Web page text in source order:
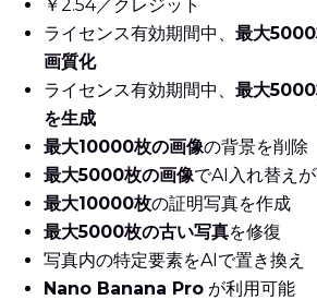
￥2.54／クレジット
ライセンス有効期間中、 最大5000
画質化
ライセンス有効期間中、 最大
を生成
最大10000枚の画像の背景を削除
最大5000枚の画像でAI入れ替え
最大10000枚の証明写真を作成
最大5000枚の古い写真を修復
写真内の特定要素をAIで置き換え
Nano Banana Pro が利用可能